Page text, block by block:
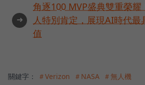
➜
角逐100 MVP盛典雙重榮耀
人特別肯定，展現AI時代最
值
關鍵字： ＃Verizon ＃NASA ＃無人機